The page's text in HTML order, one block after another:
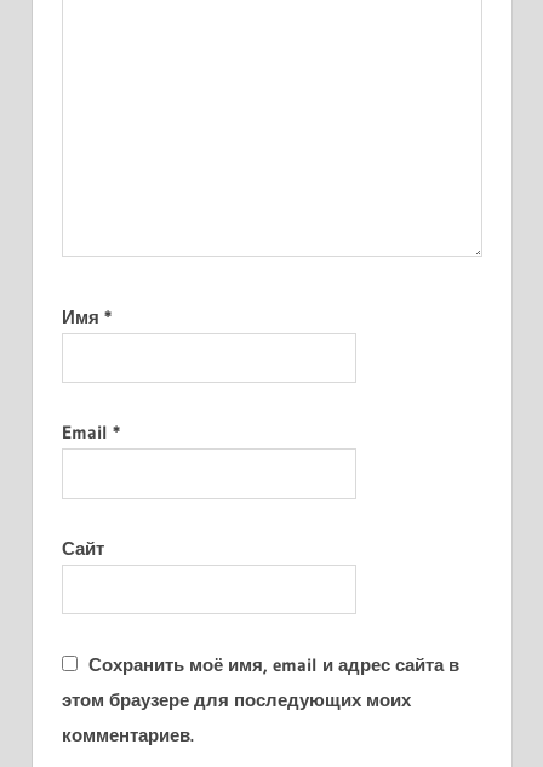
Имя *
Email *
Сайт
Сохранить моё имя, email и адрес сайта в
этом браузере для последующих моих
комментариев.